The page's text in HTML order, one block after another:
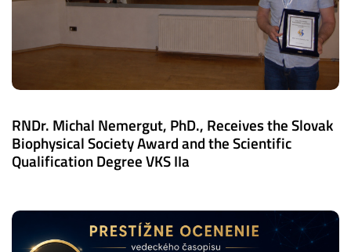
RNDr. Michal Nemergut, PhD., Receives the Slovak
Biophysical Society Award and the Scientific
Qualification Degree VKS IIa